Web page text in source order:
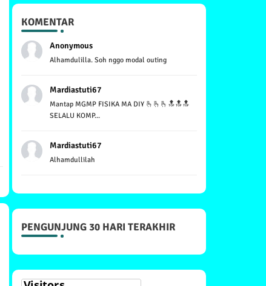
KOMENTAR
Anonymous
Alhamdulilla. Soh nggo modal outing
Mardiastuti67
Mantap MGMP FISIKA MA DIY 🫰🫰🫰🔝🔝🔝
SELALU KOMP...
Mardiastuti67
Alhamdullilah
PENGUNJUNG 30 HARI TERAKHIR